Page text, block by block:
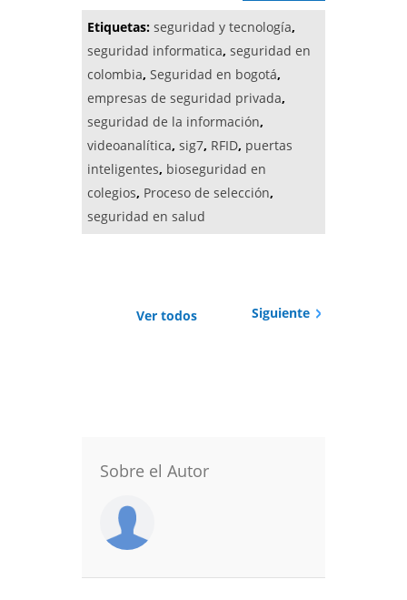
Etiquetas: seguridad y tecnología,
seguridad informatica, seguridad en
colombia, Seguridad en bogotá,
empresas de seguridad privada,
seguridad de la información,
videoanalítica, sig7, RFID, puertas
inteligentes, bioseguridad en
colegios, Proceso de selección,
seguridad en salud
Ver todos Siguiente
Sobre el Autor